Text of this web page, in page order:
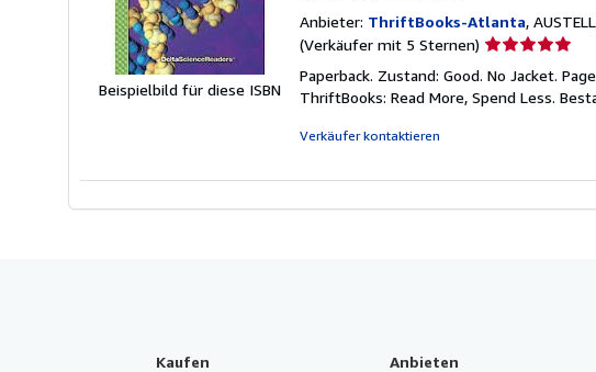
Beispielbild für diese ISBN
Anbieter: ThriftBooks-Atlanta,
(Verkäufer mit 5 Sternen)
von
5
Paperback. Zustand: Good. No Jacket.
ThriftBooks: Read More, Spend Less.
Verkäufer kontaktieren
Kaufen Anbieten